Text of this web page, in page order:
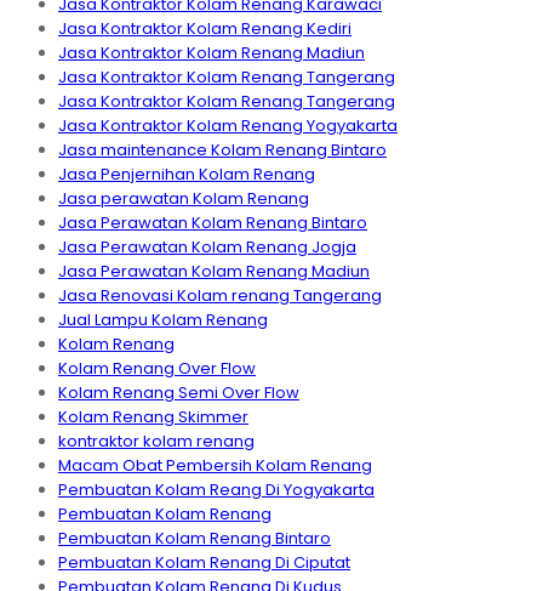
Jasa Kontraktor Kolam Renang Kediri
Jasa Kontraktor Kolam Renang Madiun
Jasa Kontraktor Kolam Renang Tangerang
Jasa Kontraktor Kolam Renang Tangerang
Jasa Kontraktor Kolam Renang Yogyakarta
Jasa maintenance Kolam Renang Bintaro
Jasa Penjernihan Kolam Renang
Jasa perawatan Kolam Renang
Jasa Perawatan Kolam Renang Bintaro
Jasa Perawatan Kolam Renang Jogja
Jasa Perawatan Kolam Renang Madiun
Jasa Renovasi Kolam renang Tangerang
Jual Lampu Kolam Renang
Kolam Renang
Kolam Renang Over Flow
Kolam Renang Semi Over Flow
Kolam Renang Skimmer
kontraktor kolam renang
Macam Obat Pembersih Kolam Renang
Pembuatan Kolam Reang Di Yogyakarta
Pembuatan Kolam Renang
Pembuatan Kolam Renang Bintaro
Pembuatan Kolam Renang Di Ciputat